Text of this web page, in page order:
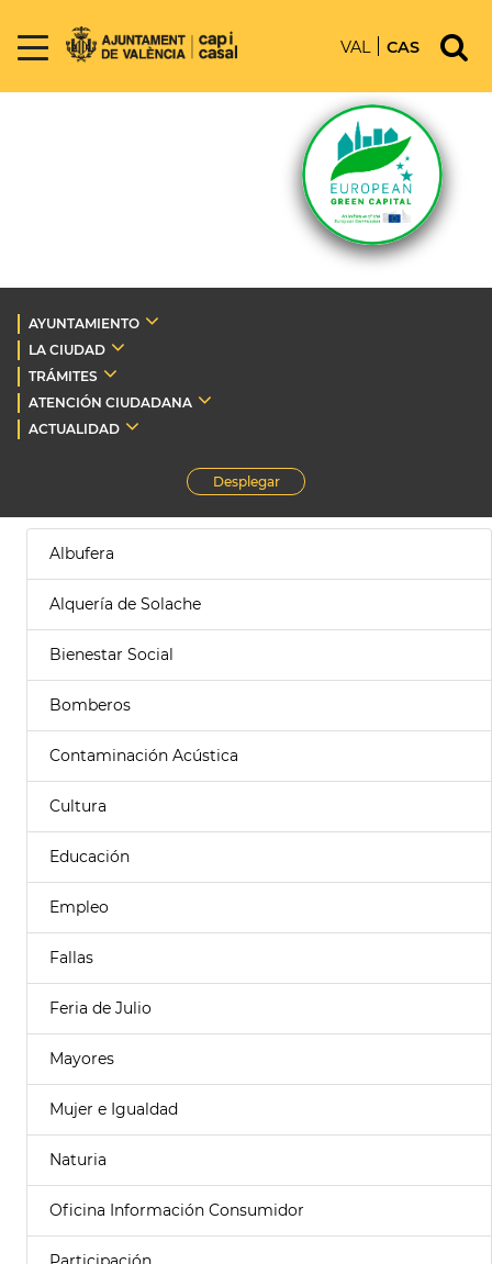
VAL CAS
AYUNTAMIENTO
LA CIUDAD
TRÁMITES
ATENCIÓN CIUDADANA
ACTUALIDAD
Desplegar
Albufera
Alquería de Solache
Bienestar Social
Bomberos
Contaminación Acústica
Cultura
Educación
Empleo
Fallas
Feria de Julio
Mayores
Mujer e Igualdad
Naturia
Oficina Información Consumidor